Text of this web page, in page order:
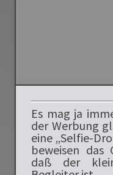
Es mag ja
der Werbung
eine „Selfie-
beweisen das
daß der